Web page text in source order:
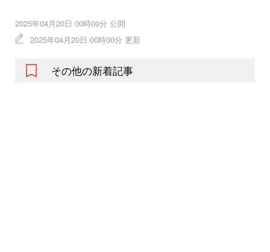
2025年04月20日 00時00分 公開
2025年04月20日 00時00分 更新
その他の新着記事